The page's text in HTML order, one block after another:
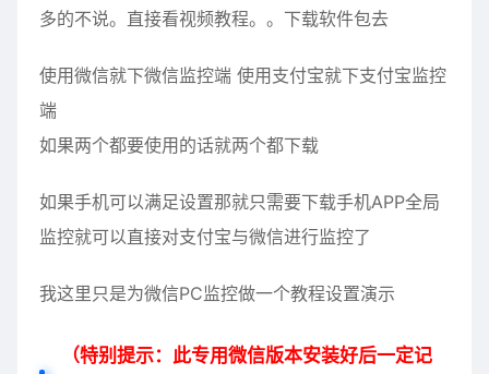
多的不说。直接看视频教程。。下载软件包去
使用微信就下微信监控端 使用支付宝就下支付宝监控
端
如果两个都要使用的话就两个都下载
如果手机可以满足设置那就只需要下载手机APP全局
监控就可以直接对支付宝与微信进行监控了
我这里只是为微信PC监控做一个教程设置演示
（特别提示：此专用微信版本安装好后一定记